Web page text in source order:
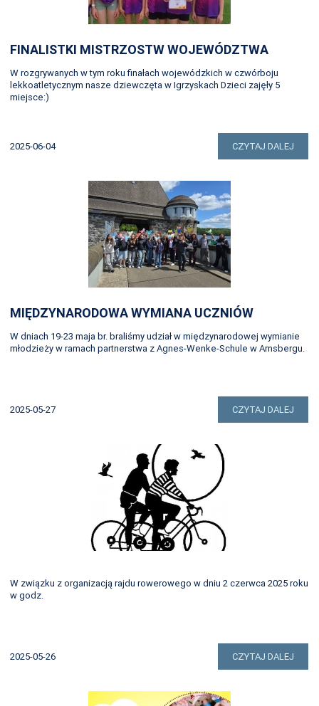
FINALISTKI MISTRZOSTW WOJEWÓDZTWA
W rozgrywanych w tym roku finałach wojewódzkich w czwórboju
lekkoatletycznym nasze dziewczęta w Igrzyskach Dzieci zajęły 5
miejsce:)
2025-06-04 CZYTAJ DALEJ
MIĘDZYNARODOWA WYMIANA UCZNIÓW
W dniach 19-23 maja br. braliśmy udział w międzynarodowej wymianie
młodzieży w ramach partnerstwa z Agnes-Wenke-Schule w Arnsbergu.
2025-05-27 CZYTAJ DALEJ
W związku z organizacją rajdu rowerowego w dniu 2 czerwca 2025 roku
w godz.
2025-05-26 CZYTAJ DALEJ